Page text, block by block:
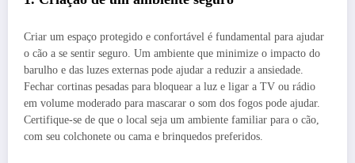
Criar um espaço protegido e confortável é fundamental para ajudar
o cão a se sentir seguro. Um ambiente que minimize o impacto do
barulho e das luzes externas pode ajudar a reduzir a ansiedade.
Fechar cortinas pesadas para bloquear a luz e ligar a TV ou rádio
em volume moderado para mascarar o som dos fogos pode ajudar.
Certifique-se de que o local seja um ambiente familiar para o cão,
com seu colchonete ou cama e brinquedos preferidos.